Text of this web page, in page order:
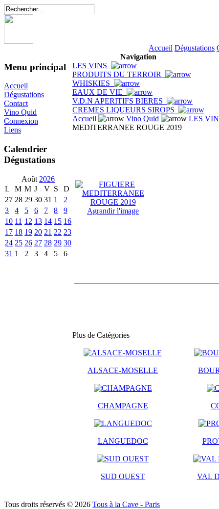
Accueil Dégustations
Menu principal
Accueil
Dégustations
Contact
Vino Quid
Connexion
Liens
Calendrier
Dégustations
Août 2026
L
M M J V S
D
27 28 29 30 31 1
2
3
4 5 6 7 8
9
10 11 12 13 14 15 16
17 18 19 20 21 22 23
24 25 26 27 28 29 30
31 1 2 3 4 5 6
Navigation
LES VINS
PRODUITS DU TERROIR
WHISKIES
EAUX DE VIE
V.D.N APERITIFS BIERES
CREMES LIQUEURS SIROPS
Accueil
Vino Quid
LES
MEDITERRANEE ROUGE 2019
Agrandir l'image
Plus de Catégories
ALSACE-MOSELLE
CHAMPAGNE
LANGUEDOC
SUD OUEST VAL
Tous droits réservés © 2026 Tous à la Cave - Paris